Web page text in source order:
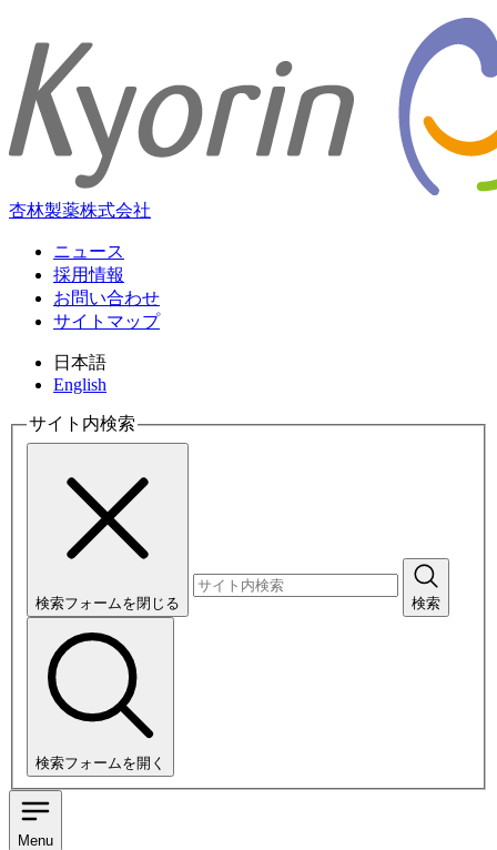
杏林製薬株式会社
ニュース
採用情報
お問い合わせ
サイトマップ
日本語
English
サイト内検索
検索フォームを閉じる 検索
検索フォームを開く
Menu